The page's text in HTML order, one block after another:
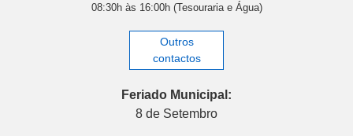
08:30h às 16:00h (Tesouraria e Água)
Outros
contactos
Feriado Municipal:
8 de Setembro